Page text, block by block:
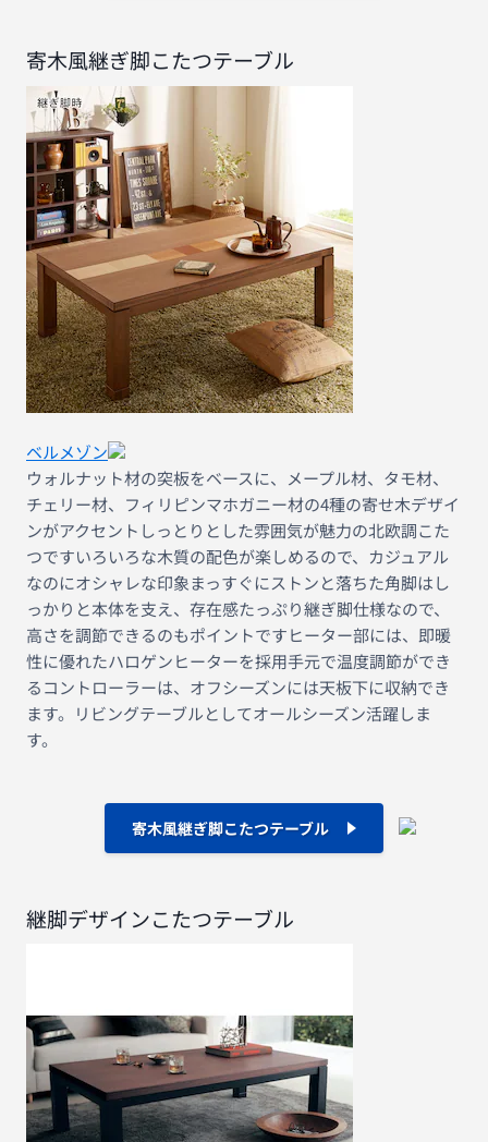
寄木風継ぎ脚こたつテーブル
ベルメゾン
ウォルナット材の突板をベースに、メープル材、タモ材、
チェリー材、フィリピンマホガニー材の4種の寄せ木デザイ
ンがアクセントしっとりとした雰囲気が魅力の北欧調こた
つですいろいろな木質の配色が楽しめるので、カジュアル
なのにオシャレな印象まっすぐにストンと落ちた角脚はし
っかりと本体を支え、存在感たっぷり継ぎ脚仕様なので、
高さを調節できるのもポイントですヒーター部には、即暖
性に優れたハロゲンヒーターを採用手元で温度調節ができ
るコントローラーは、オフシーズンには天板下に収納でき
ます。リビングテーブルとしてオールシーズン活躍しま
す。
寄木風継ぎ脚こたつテーブル
継脚デザインこたつテーブル